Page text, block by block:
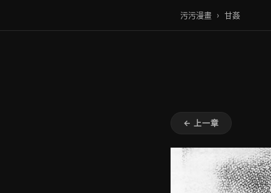
污污漫畫 › 甘姦
← 上一章